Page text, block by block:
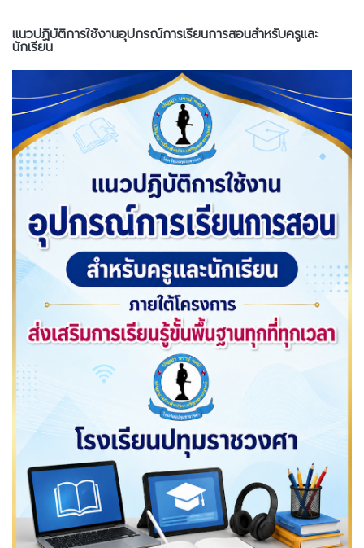
แนวปฏิบัติการใช้งานอุปกรณ์การเรียนการสอนสำหรับครูและ
นักเรียน